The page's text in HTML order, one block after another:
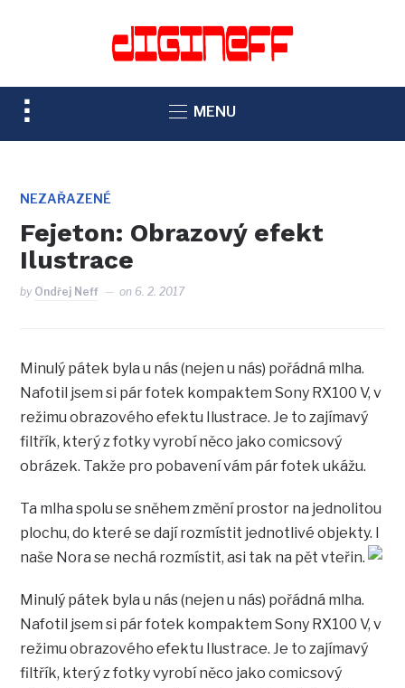
TOGGLE
SIDEBAR
NAVIGATION
MENU
NEZAŘAZENÉ
Fejeton: Obrazový efekt
Ilustrace
by Ondřej Neff on 6. 2. 2017
Minulý pátek byla u nás (nejen u nás) pořádná mlha.
Nafotil jsem si pár fotek kompaktem Sony RX100 V, v
režimu obrazového efektu Ilustrace. Je to zajímavý
filtřík, který z fotky vyrobí něco jako comicsový
obrázek. Takže pro pobavení vám pár fotek ukážu.
Ta mlha spolu se sněhem změní prostor na jednolitou
plochu, do které se dají rozmístit jednotlivé objekty. I
naše Nora se nechá rozmístit, asi tak na pět vteřin.
Minulý pátek byla u nás (nejen u nás) pořádná mlha.
Nafotil jsem si pár fotek kompaktem Sony RX100 V, v
režimu obrazového efektu Ilustrace. Je to zajímavý
filtřík, který z fotky vyrobí něco jako comicsový